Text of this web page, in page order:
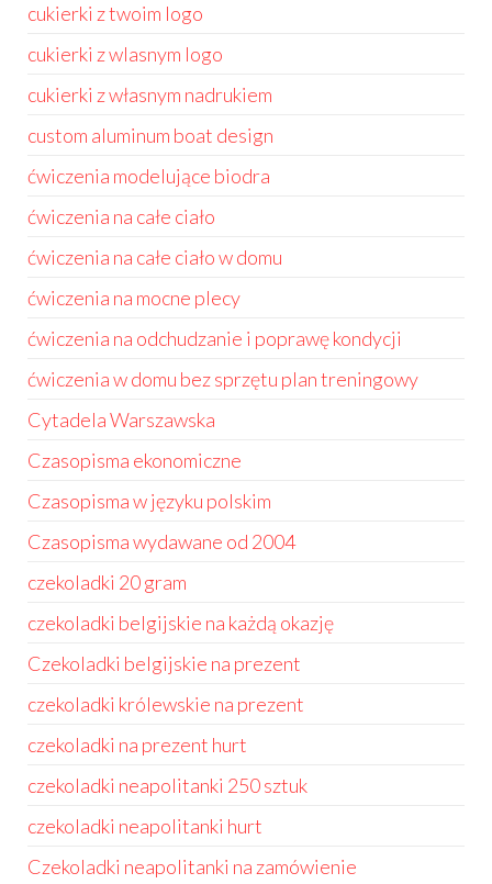
cukierki z twoim logo
cukierki z wlasnym logo
cukierki z własnym nadrukiem
custom aluminum boat design
ćwiczenia modelujące biodra
ćwiczenia na całe ciało
ćwiczenia na całe ciało w domu
ćwiczenia na mocne plecy
ćwiczenia na odchudzanie i poprawę kondycji
ćwiczenia w domu bez sprzętu plan treningowy
Cytadela Warszawska
Czasopisma ekonomiczne
Czasopisma w języku polskim
Czasopisma wydawane od 2004
czekoladki 20 gram
czekoladki belgijskie na każdą okazję
Czekoladki belgijskie na prezent
czekoladki królewskie na prezent
czekoladki na prezent hurt
czekoladki neapolitanki 250 sztuk
czekoladki neapolitanki hurt
Czekoladki neapolitanki na zamówienie